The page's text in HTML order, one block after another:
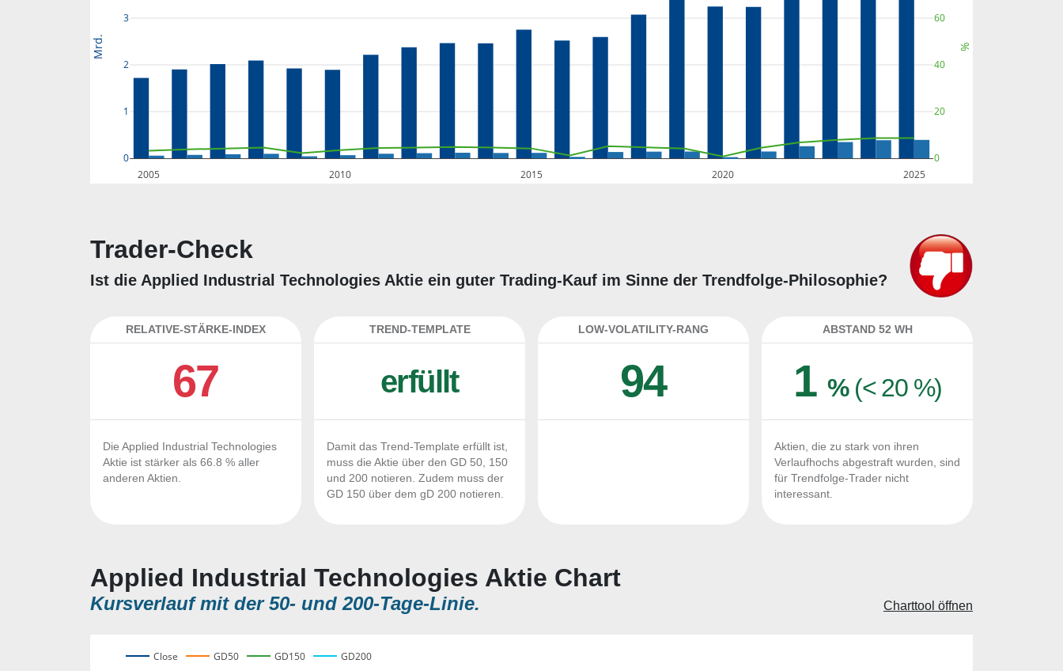
2005 2010 2015 2020 2025
0
1
2
3
0
20
40
60
Mrd. %
Trader-Check
Ist die Applied Industrial Technologies Aktie ein guter Trading-Kauf im Sinne der Trendfolge-Philosophie?
RELATIVE-STÄRKE-INDEX
67
Die Applied Industrial Technologies
Aktie ist stärker als 66.8 % aller
anderen Aktien.
TREND-TEMPLATE
erfüllt
Damit das Trend-Template erfüllt ist,
muss die Aktie über den GD 50, 150
und 200 notieren. Zudem muss der
GD 150 über dem gD 200 notieren.
LOW-VOLATILITY-RANG
94
ABSTAND 52 WH
1% (< 20 %)
Aktien, die zu stark von ihren
Verlaufhochs abgestraft wurden, sind
für Trendfolge-Trader nicht
interessant.
Applied Industrial Technologies Aktie Chart
Kursverlauf mit der 50- und 200-Tage-Linie. Charttool öffnen
Close GD50 GD150 GD200